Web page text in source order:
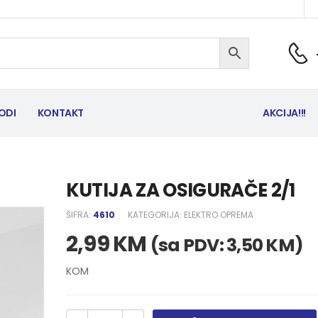
KONTAKT AKCIJA!!!
KUTIJA ZA OSIGURAČE 2/1
ŠIFRA: 4610 KATEGORIJA: ELEKTRO OPREMA
2,99KM (sa PDV:3,50KM)
KOM